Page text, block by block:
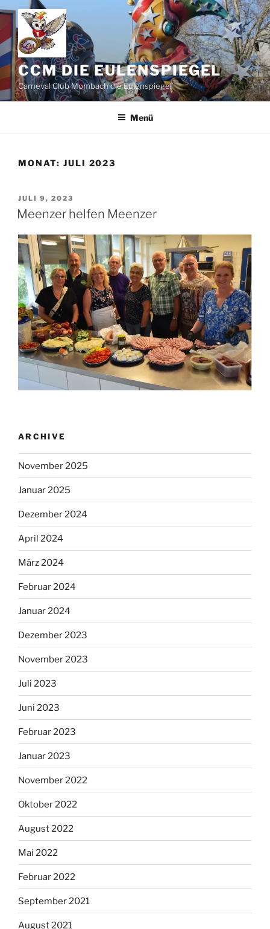
Zum
Inhalt
springen
CCM DIE EULENSPIEGEL
Carneval Club Mombach die Eulenspiegel
Menü
MONAT: JULI 2023
VERÖFFENTLICHT
AM
JULI 9, 2023
Meenzer helfen Meenzer
ARCHIVE
November 2025
Januar 2025
Dezember 2024
April 2024
März 2024
Februar 2024
Januar 2024
Dezember 2023
November 2023
Juli 2023
Juni 2023
Februar 2023
Januar 2023
November 2022
Oktober 2022
August 2022
Mai 2022
Februar 2022
September 2021
August 2021